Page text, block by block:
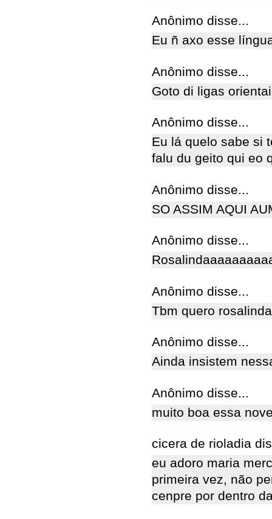
Anônimo disse...
Eu ñ axo esse
Anônimo disse...
Goto di ligas
Anônimo disse...
Eu lá quelo sabe si
falu du geito qui eo
Anônimo disse...
SO ASSIM AQUI
Anônimo disse...
Anônimo disse...
Tbm quero
Anônimo disse...
Ainda insistem
Anônimo disse...
muito boa essa
cicera de rioladia
eu adoro maria
primeira vez, não
cenpre por dentro